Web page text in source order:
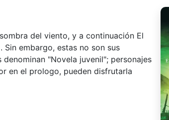
del viento, y a continuación El
embargo, estas no son sus
"Novela juvenil"; personajes
en el prologo, pueden disfrutarla